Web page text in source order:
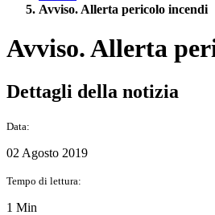
Avviso. Allerta pericolo incendi
Avviso. Allerta
Dettagli della notizia
Data:
02 Agosto 2019
Tempo di lettura:
1 Min